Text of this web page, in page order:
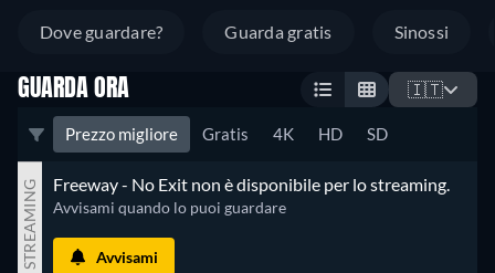
Dove guardare? Guarda gratis Sinossi
GUARDA ORA 🇮🇹
Prezzo migliore Gratis 4K HD SD
STREAMING Freeway - No Exit non è disponibile per lo streaming.
Avvisami quando lo puoi guardare
Avvisami